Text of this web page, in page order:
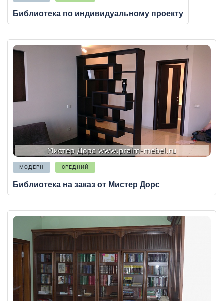
Библиотека по индивидуальному проекту
МОДЕРН СРЕДНИЙ
Библиотека на заказ от Мистер Дорс